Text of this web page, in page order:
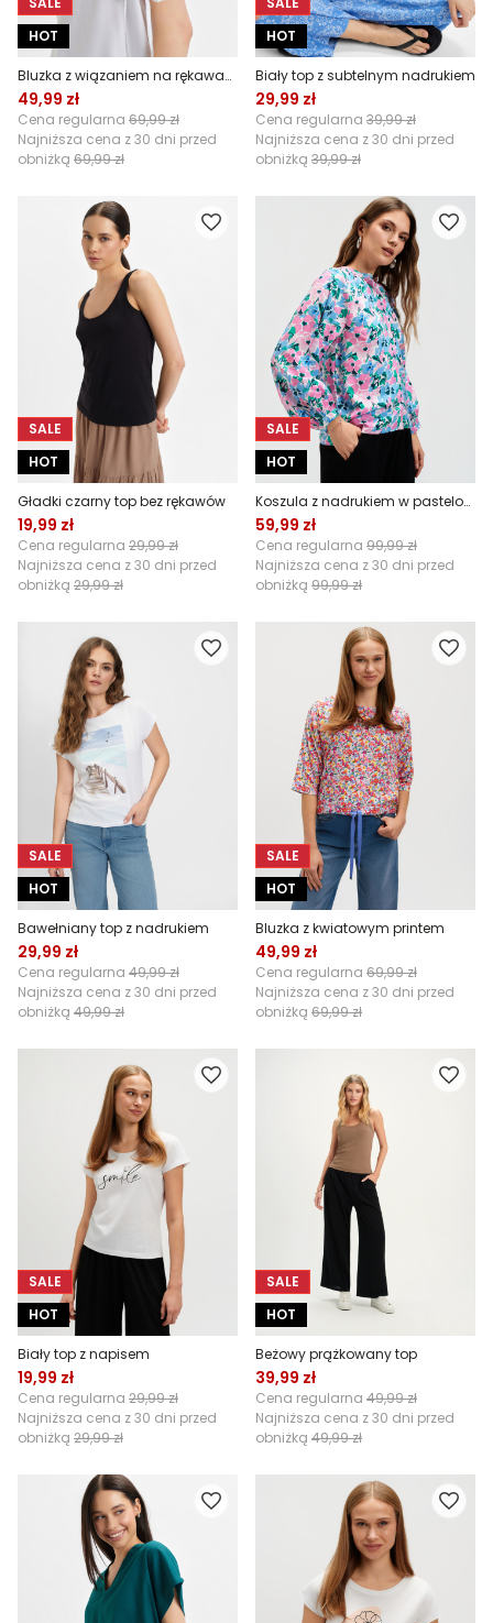
HOT
Bluzka z wiązaniem na rękawach
49,99 zł
Cena regularna 69,99 zł
Najniższa cena z 30 dni przed
obniżką 69,99 zł
HOT
Biały top z subtelnym nadrukiem
29,99 zł
Cena regularna 39,99 zł
Najniższa cena z 30 dni przed
obniżką 39,99 zł
SALE
HOT
Gładki czarny top bez rękawów
19,99 zł
Cena regularna 29,99 zł
Najniższa cena z 30 dni przed
obniżką 29,99 zł
SALE
HOT
Koszula z nadrukiem w pastelowe kwiaty
59,99 zł
Cena regularna 99,99 zł
Najniższa cena z 30 dni przed
obniżką 99,99 zł
SALE
HOT
Bawełniany top z nadrukiem
29,99 zł
Cena regularna 49,99 zł
Najniższa cena z 30 dni przed
obniżką 49,99 zł
SALE
HOT
Bluzka z kwiatowym printem
49,99 zł
Cena regularna 69,99 zł
Najniższa cena z 30 dni przed
obniżką 69,99 zł
SALE
HOT
Biały top z napisem
19,99 zł
Cena regularna 29,99 zł
Najniższa cena z 30 dni przed
obniżką 29,99 zł
SALE
HOT
Beżowy prążkowany top
39,99 zł
Cena regularna 49,99 zł
Najniższa cena z 30 dni przed
obniżką 49,99 zł